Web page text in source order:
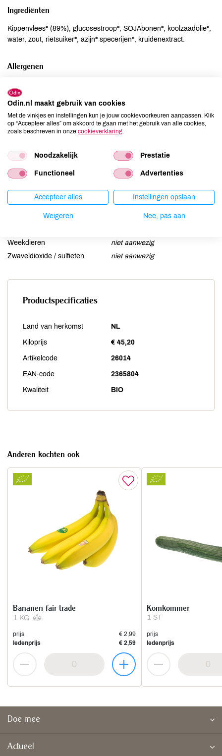
Ingrediënten
Kippenvlees* (89%), glucosestroop*, SOJAbonen*, koolzaadolie*,
water, zout, rietsuiker*, azijn* specerijen*, kruidenextract.
Allergenen
Ei
Gluten
niet aanwezig
Lactose
niet aanwezig
Mosterd
niet aanwezig
Schaaldieren
niet aanwezig
Selderij
niet aanwezig
Sesam
niet aanwezig
Weekdieren
niet aanwezig
Zwaveldioxide / sulfieten
niet aanwezig
Productspecificaties
Land van herkomst NL
Kiloprijs € 45,20
Artikelcode 26014
EAN-code 2365804
Kwaliteit BIO
Anderen kochten ook
1 KG
Bananen fair trade
prijs
€ 2,99
ledenprijs
€ 2,59
1 ST
Komkommer
prijs
ledenprijs
Doe mee
Actueel
Odin.nl maakt gebruik van cookies
Met de vinkjes en instellingen kun je jouw cookievoorkeuren aanpassen. Klik
op “Accepteer alles” om akkoord te gaan met het gebruik van alle cookies,
zoals beschreven in onze cookieverklaring
Noodzakelijk Prestatie
Functioneel Advertenties
Accepteer alles Instellingen opslaan
Weigeren Nee, pas aan